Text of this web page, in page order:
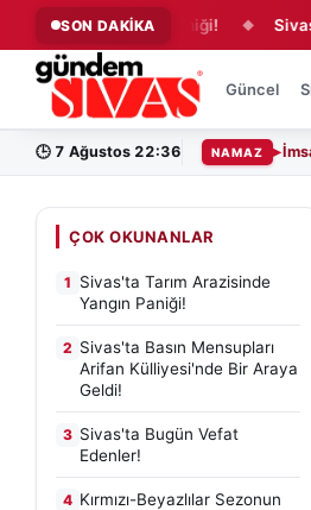
SON DAKİKA
Yangın Paniği! ◆ Sivas'ta
Güncel
🕒 7 Ağustos 22:36 NAMAZ
ÇOK OKUNANLAR
1 Sivas'ta Tarım Arazisinde
Yangın Paniği!
2 Sivas'ta Basın Mensupları
Arifan Külliyesi'nde Bir Araya
Geldi!
3 Sivas'ta Bugün Vefat
Edenler!
4 Kırmızı-Beyazlılar Sezonun